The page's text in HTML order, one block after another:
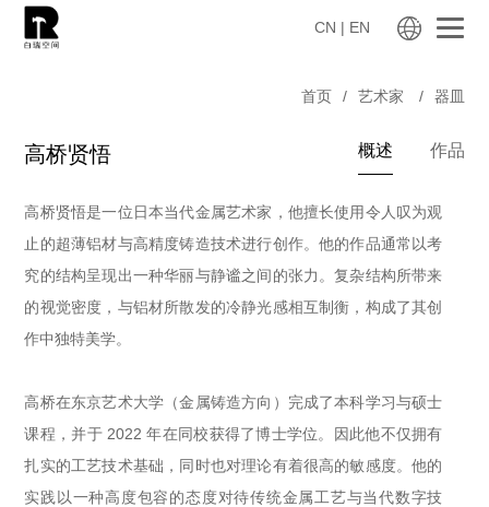
CN | EN
首页 / 艺术家 / 器皿
高桥贤悟 概述 作品
高桥贤悟是一位日本当代金属艺术家，他擅长使用令人叹为观
止的超薄铝材与高精度铸造技术进行创作。他的作品通常以考
究的结构呈现出一种华丽与静谧之间的张力。复杂结构所带来
的视觉密度，与铝材所散发的冷静光感相互制衡，构成了其创
作中独特美学。
高桥在东京艺术大学（金属铸造方向）完成了本科学习与硕士
课程，并于2022年在同校获得了博士学位。因此他不仅拥有
扎实的工艺技术基础，同时也对理论有着很高的敏感度。他的
实践以一种高度包容的态度对待传统金属工艺与当代数字技